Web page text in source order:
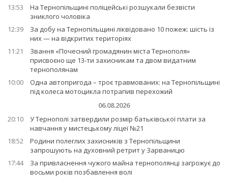
13:53
На Тернопільщині поліцейські розшукали безвісти
зниклого чоловіка
12:39
За добу на Тернопільщині ліквідовано 10 пожеж: шість із
них — на відкритих територіях
11:21
Звання «Почесний громадянин міста Тернополя»
присвоєно ще 13-ти захисникам та двом видатним
тернополянам
10:00
Одна автопригода – троє травмованих: на Тернопільщині
під колеса мотоцикла потрапив перехожий
06.08.2026
20:10
У Тернополі затвердили розмір батьківської плати за
навчання у мистецькому ліцеї №21
18:52
Родини полеглих захисників з Тернопільщини
запрошують на духовний ретрит у Зарваницю
17:44
За привласнення чужого майна тернополянці загрожує до
восьми років позбавлення волі